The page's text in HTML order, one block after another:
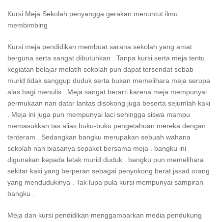
Kursi Meja Sekolah penyangga gerakan menuntut ilmu
membimbing
Kursi meja pendidikan membuat sarana sekolah yang amat
berguna serta sangat dibutuhkan . Tanpa kursi serta meja tentu
kegiatan belajar melatih sekolah pun dapat tersendat sebab
murid tidak sanggup duduk serta bukan memelihara meja serupa
alas bagi menulis . Meja sangat berarti karena meja mempunyai
permukaan nan datar lantas disokong juga beserta sejumlah kaki
. Meja ini juga pun mempunyai laci sehingga siswa mampu
memasukkan tas alias buku-buku pengetahuan mereka dengan
tenteram . Sedangkan bangku merupakan sebuah wahana
sekolah nan biasanya sepaket bersama meja . bangku ini
digunakan kepada letak murid duduk . bangku pun memelihara
sekitar kaki yang berperan sebagai penyokong berat jasad orang
yang mendudukinya . Tak lupa pula kursi mempunyai sampiran
bangku .
Meja dan kursi pendidikan menggambarkan media pendukung